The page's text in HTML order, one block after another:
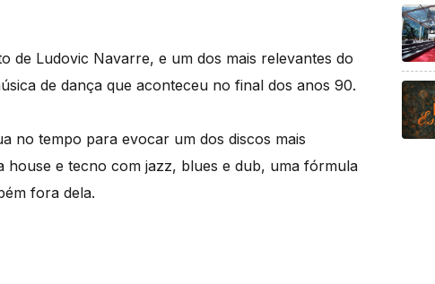
de Ludovic Navarre, e um dos mais relevantes do
de dança que aconteceu no final dos anos 90.
no tempo para evocar um dos discos mais
house e tecno com jazz, blues e dub, uma fórmula
fora dela.